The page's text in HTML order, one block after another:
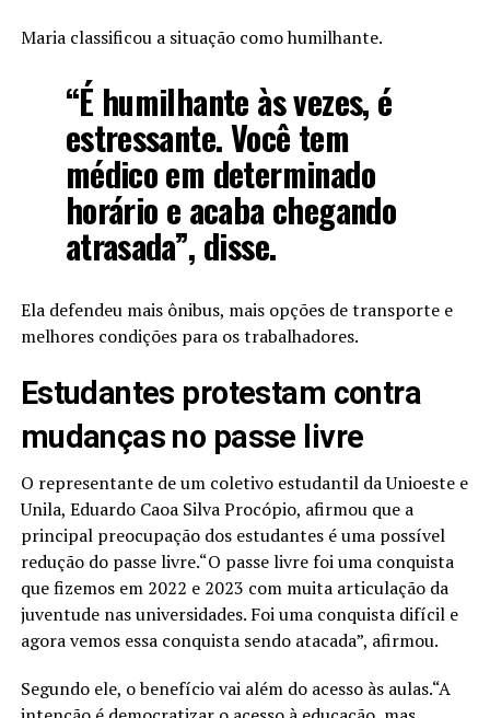
Maria classificou a situação como humilhante.
“É humilhante às vezes, é
estressante. Você tem
médico em determinado
horário e acaba chegando
atrasada”, disse.
Ela defendeu mais ônibus, mais opções de transporte e
melhores condições para os trabalhadores.
Estudantes protestam contra
mudanças no passe livre
O representante de um coletivo estudantil da Unioeste e
Unila, Eduardo Caoa Silva Procópio, afirmou que a
principal preocupação dos estudantes é uma possível
redução do passe livre.“O passe livre foi uma conquista
que fizemos em 2022 e 2023 com muita articulação da
juventude nas universidades. Foi uma conquista difícil e
agora vemos essa conquista sendo atacada”, afirmou.
Segundo ele, o benefício vai além do acesso às aulas.“A